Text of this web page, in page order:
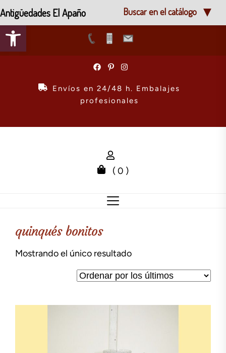
Abrir barra de herramientas
Envíos en 24/48 h. Embalajes
profesionales
( 0 )
quinqués bonitos
Mostrando el único resultado
Antigüedades El Apaño Buscar en el catálogo